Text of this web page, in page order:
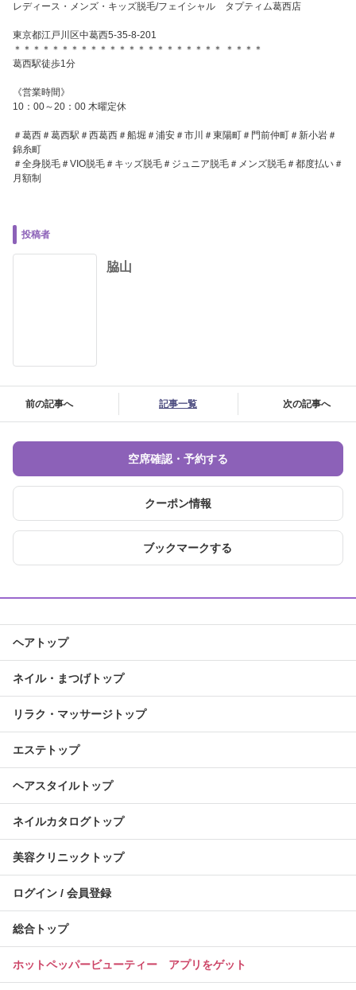
レディース・メンズ・キッズ脱毛/フェイシャル タプティム葛西店
東京都江戸川区中葛西5-35-8-201
＊＊＊＊＊＊＊＊＊＊＊＊＊＊＊＊＊＊＊＊＊＊ ＊＊＊＊
葛西駅徒歩1分
《営業時間》
10：00～20：00 木曜定休
＃葛西＃葛西駅＃西葛西＃船堀＃浦安＃市川＃東陽町＃門前仲町＃新小岩＃
錦糸町
＃全身脱毛＃VIO脱毛＃キッズ脱毛＃ジュニア脱毛＃メンズ脱毛＃都度払い＃
月額制
投稿者
脇山
前の記事へ 記事一覧 次の記事へ
空席確認・予約する
クーポン情報
ブックマークする
ヘアトップ
ネイル・まつげトップ
リラク・マッサージトップ
エステトップ
ヘアスタイルトップ
ネイルカタログトップ
美容クリニックトップ
ログイン / 会員登録
総合トップ
ホットペッパービューティー アプリをゲット